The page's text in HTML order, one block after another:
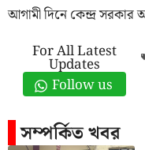
আগামী দিনে কেন্দ্র
For All Latest
Updates
Follow us
সম্পর্কিত খবর